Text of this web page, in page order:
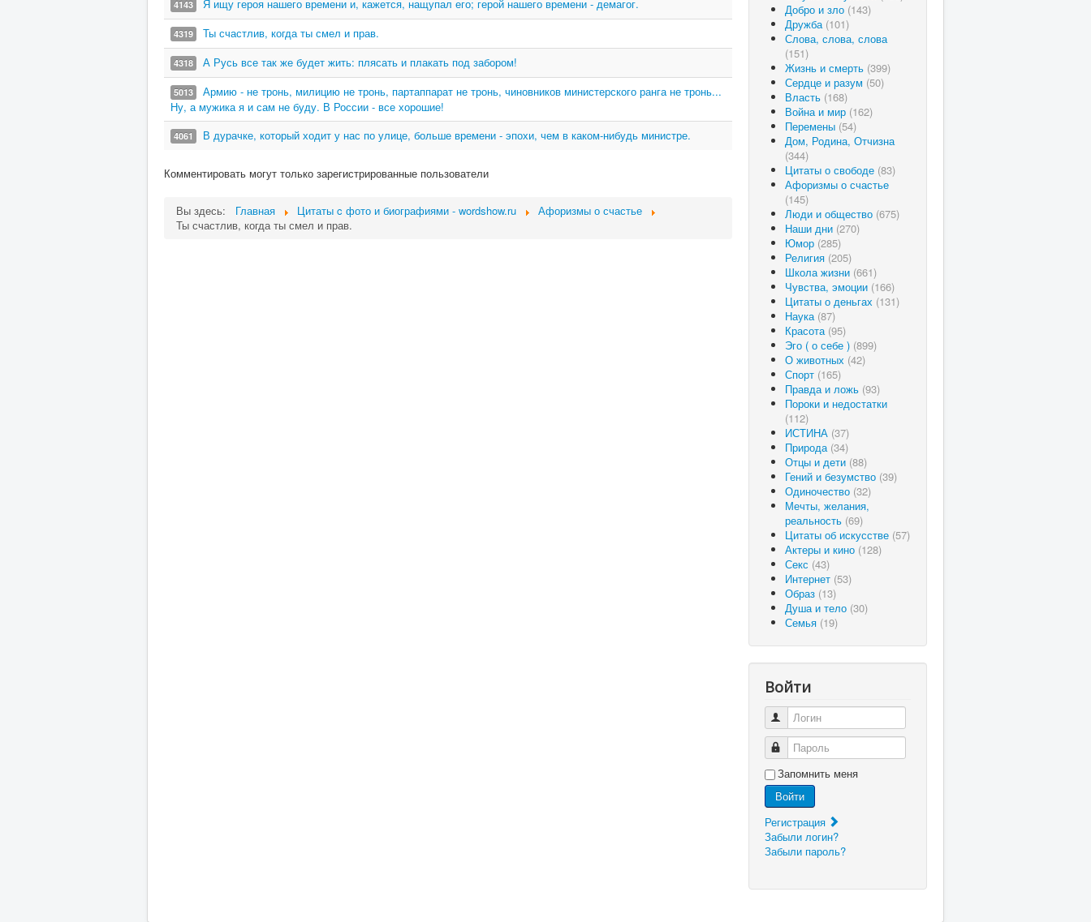
4143 Я ищу героя нашего времени и, кажется, нащупал его; герой нашего времени - демагог.
4319 Ты счастлив, когда ты смел и прав.
4318 А Русь все так же будет жить: плясать и плакать под забором!
5013
Армию - не тронь, милицию не тронь, партаппарат не тронь, чиновников министерского ранга не тронь...
Ну, а мужика я и сам не буду. В России - все хорошие!
4061 В дурачке, который ходит у нас по улице, больше времени - эпохи, чем в каком-нибудь министре.
Комментировать могут только зарегистрированные пользователи
Вы здесь: Главная Цитаты c фото и биографиями - wordshow.ru
Афоризмы о счастье
Ты счастлив, когда ты смел и прав.
Добро и зло (143)
Дружба (101)
Слова, слова, слова
(151)
Жизнь и смерть (399)
Сердце и разум (50)
Власть (168)
Война и мир (162)
Перемены (54)
Дом, Родина, Отчизна
(344)
Цитаты о свободе (83)
Афоризмы о счастье
(145)
Люди и общество (675)
Наши дни (270)
Юмор (285)
Религия (205)
Школа жизни (661)
Чувства, эмоции (166)
Цитаты о деньгах (131)
Наука (87)
Красота (95)
Эго ( о себе ) (899)
О животных (42)
Спорт (165)
Правда и ложь (93)
Пороки и недостатки
(112)
ИСТИНА (37)
Природа (34)
Отцы и дети (88)
Гений и безумство (39)
Одиночество (32)
Мечты, желания,
реальность (69)
Цитаты об искусстве (57)
Актеры и кино (128)
Секс (43)
Интернет (53)
Образ (13)
Душа и тело (30)
Семья (19)
Войти
Логин
Пароль
Запомнить меня
Войти
Регистрация
Забыли логин?
Забыли пароль?